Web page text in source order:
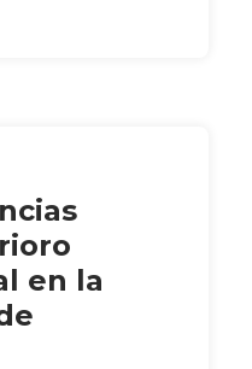
en la